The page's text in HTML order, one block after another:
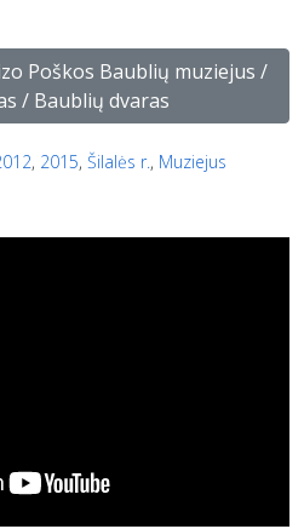
Poškos Baublių muziejus /
/ Baublių dvaras
, 2015, Šilalės r., Muziejus